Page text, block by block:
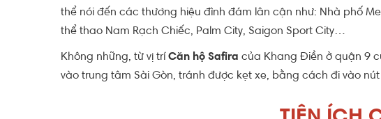
thể nói đến các thương hiệu đình đám lân cận như: Nhà phố
thể thao Nam Rạch Chiếc, Palm City, Saigon Sport City…
Không những, từ vị trí Căn hộ Safira của Khang Điền ở quận 9
vào trung tâm Sài Gòn, tránh được kẹt xe, bằng cách đi vào